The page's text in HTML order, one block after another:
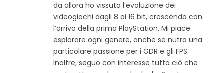
o
w
e
b
t
a
r
a
m
da allora ho vissuto l’evoluzione dei
videogiochi dagli 8 ai 16 bit, crescendo con
l’arrivo della prima PlayStation. Mi piace
esplorare ogni genere, anche se nutro una
particolare passione per i GDR e gli FPS.
Inoltre, seguo con interesse tutto ciò che